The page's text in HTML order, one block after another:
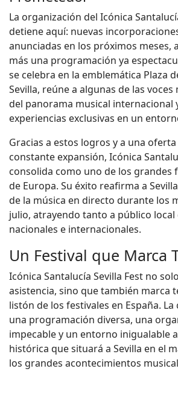
La organización del Icónica
detiene aquí: nuevas
anunciadas en los próximos meses,
más una programación ya
se celebra en la emblemática Plaza
Sevilla, reúne a algunas de las
del panorama musical internacional
experiencias exclusivas en un
Gracias a estos logros y a una
constante expansión, Icónica
consolida como uno de los grandes
de Europa. Su éxito reafirma a
de la música en directo durante los
julio, atrayendo tanto a público local
nacionales e internacionales.
Un Festival que Marca
Icónica Santalucía Sevilla Fest no
asistencia, sino que también marca
listón de los festivales en España.
una programación diversa, una
impecable y un entorno inigualable
histórica que situará a Sevilla en el
los grandes acontecimientos